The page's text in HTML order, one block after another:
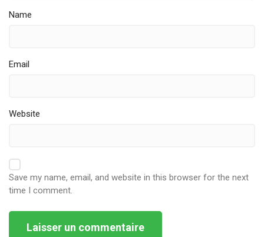
Name
Email
Website
Save my name, email, and website in this browser for the next
time I comment.